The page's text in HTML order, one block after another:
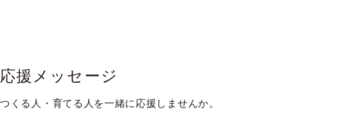
応援メッセージ
つくる人・育てる人を一緒に応援しませんか。